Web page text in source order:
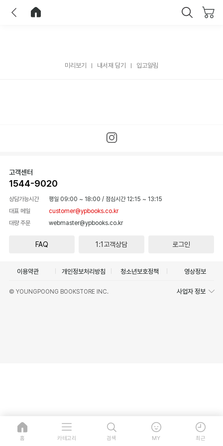
미리보기 내서재 담기 입고알림
고객센터
1544-9020
상담가능시간 평일 09:00 ~ 18:00 / 점심시간 12:15 ~ 13:15
대표 메일
customer@ypbooks.co.kr
대량 주문
webmaster@ypbooks.co.kr
FAQ 1:1고객상담 로그인
이용약관 개인정보처리방침 청소년보호정책 영상정보
© YOUNGPOONG BOOKSTORE INC. 사업자 정보
홈 카테고리 검색 MY 최근